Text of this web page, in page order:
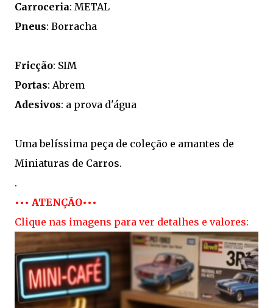
Carroceria: METAL
Pneus: Borracha
Fricção: SIM
Portas: Abrem
Adesivos: a prova d'água
Uma belíssima peça de coleção e amantes de
Miniaturas de Carros.
.
••• ATENÇÃO•••
Clique nas imagens para ver detalhes e valores: